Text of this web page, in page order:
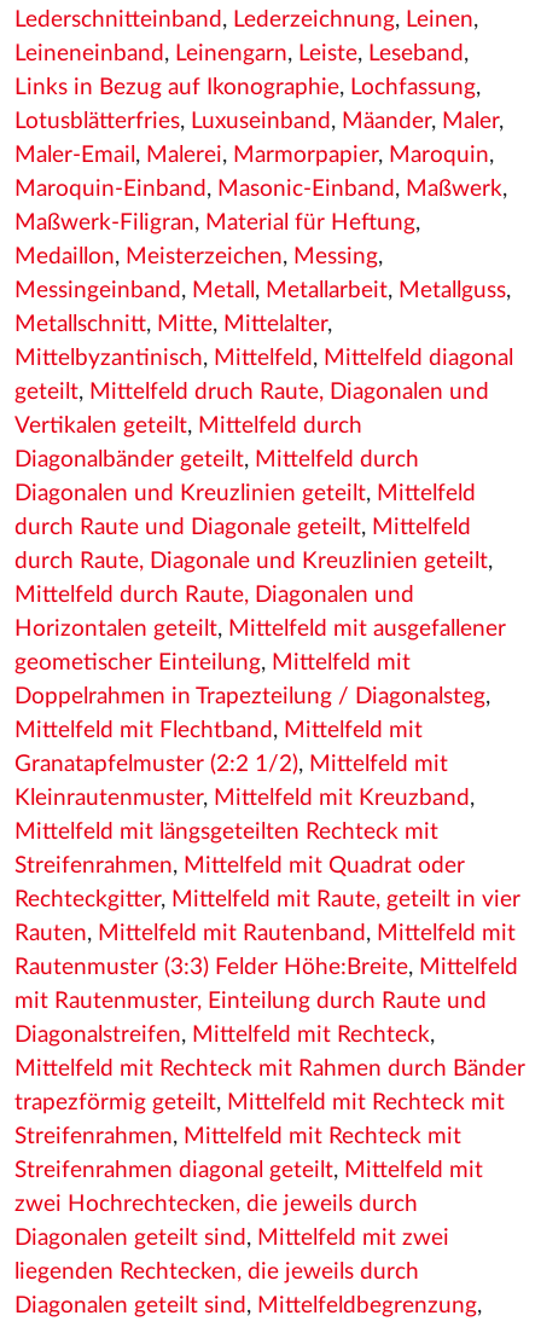
Lederschnitteinband , Lederzeichnung, Leinen,
Leineneinband , Leinengarn, Leiste, Leseband ,
Links in Bezug auf Ikonographie, Lochfassung,
Lotusblätterfries, Luxuseinband , Mäander, Maler,
Maler-Email , Malerei, Marmorpapier, Maroquin,
Maroquin-Einband , Masonic-Einband , Maßwerk,
Maßwerk-Filigran, Material für Heftung,
Medaillon, Meisterzeichen, Messing,
Messingeinband , Metall , Metallarbeit, Metallguss,
Metallschnitt, Mitte, Mittelalter,
Mittelbyzantinisch, Mittelfeld , Mittelfeld diagonal
geteilt, Mittelfeld druch Raute, Diagonalen und
Vertikalen geteilt, Mittelfeld durch
Diagonalbänder geteilt, Mittelfeld durch
Diagonalen und Kreuzlinien geteilt, Mittelfeld
durch Raute und Diagonale geteilt, Mittelfeld
durch Raute, Diagonale und Kreuzlinien geteilt,
Mittelfeld durch Raute, Diagonalen und
Horizontalen geteilt, Mittelfeld mit ausgefallener
geometischer Einteilung, Mittelfeld mit
Doppelrahmen in Trapezteilung / Diagonalsteg,
Mittelfeld mit Flechtband , Mittelfeld mit
Granatapfelmuster (2:2 1/2), Mittelfeld mit
Kleinrautenmuster, Mittelfeld mit Kreuzband ,
Mittelfeld mit längsgeteilten Rechteck mit
Streifenrahmen, Mittelfeld mit Quadrat oder
Rechteckgitter, Mittelfeld mit Raute, geteilt in vier
Rauten, Mittelfeld mit Rautenband , Mittelfeld mit
Rautenmuster (3:3) Felder Höhe:Breite, Mittelfeld
mit Rautenmuster, Einteilung durch Raute und
Diagonalstreifen, Mittelfeld mit Rechteck,
Mittelfeld mit Rechteck mit Rahmen durch Bänder
trapezförmig geteilt, Mittelfeld mit Rechteck mit
Streifenrahmen, Mittelfeld mit Rechteck mit
Streifenrahmen diagonal geteilt, Mittelfeld mit
zwei Hochrechtecken, die jeweils durch
Diagonalen geteilt sind , Mittelfeld mit zwei
liegenden Rechtecken, die jeweils durch
Diagonalen geteilt sind , Mittelfeldbegrenzung,